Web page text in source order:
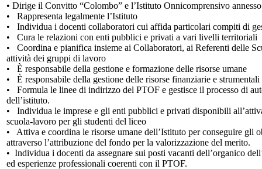
• Dirige il Convitto “Colombo” e l’Istituto Onnicomprensivo annesso
• Rappresenta legalmente l’Istituto
• Individua i docenti collaboratori cui affida particolari compiti di
• Cura le relazioni con enti pubblici e privati a vari livelli territoriali
• Coordina e pianifica insieme ai Collaboratori, ai Referenti delle
attività dei gruppi di lavoro
• È responsabile della gestione e formazione delle risorse umane
• È responsabile della gestione delle risorse finanziarie e strumentali
• Formula le linee di indirizzo del PTOF e gestisce il processo di
dell’istituto.
• Individua le imprese e gli enti pubblici e privati disponibili
scuola-lavoro per gli studenti del liceo
• Attiva e coordina le risorse umane dell’Istituto per conseguire gli
attraverso l’attribuzione del fondo per la valorizzazione del merito.
• Individua i docenti da assegnare sui posti vacanti dell’organico
ed esperienze professionali coerenti con il PTOF.